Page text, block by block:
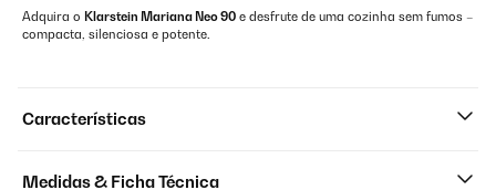
Adquira o Klarstein Mariana Neo 90 e desfrute de uma cozinha sem fumos –
compacta, silenciosa e potente.
Características
Medidas & Ficha Técnica